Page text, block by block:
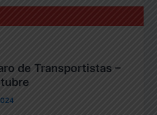
de Transportistas –